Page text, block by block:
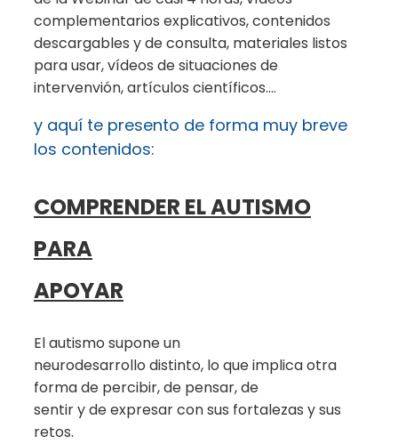
complementarios explicativos, contenidos
descargables y de consulta, materiales listos
para usar, vídeos de situaciones de
intervenvión, artículos científicos….
y aquí te presento de forma muy breve
los contenidos:
COMPRENDER EL AUTISMO
PARA
APOYAR
El autismo supone un
neurodesarrollo distinto, lo que implica otra
forma de percibir, de pensar, de
sentir y de expresar con sus fortalezas y sus
retos.